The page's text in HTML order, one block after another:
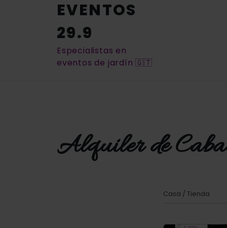
EVENTOS
29.9
Especialistas en
eventos de jardín 🇬🇹
Alquiler de
Casa / Tienda